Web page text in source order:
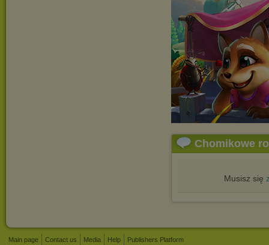
Chomikowe
Musisz się
Main page Contact us Media Help
Publishers Platform